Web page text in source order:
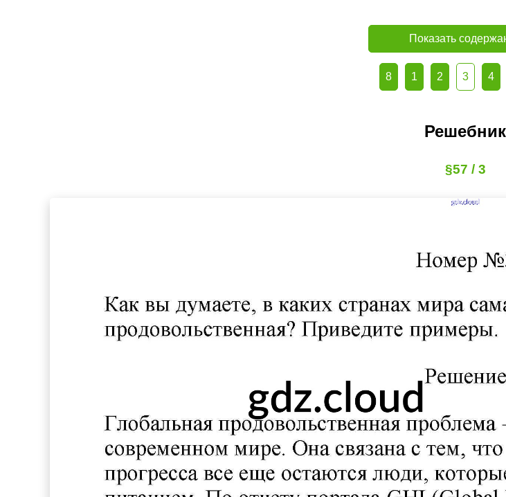
Показать
8 1 2 3 4
Решебник
§57 / 3